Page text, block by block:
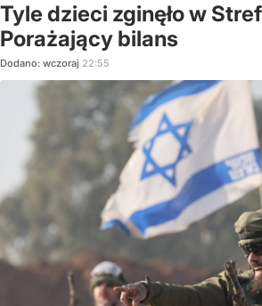
Tyle dzieci zginęło w
Porażający bilans
Dodano: wczoraj 22:55